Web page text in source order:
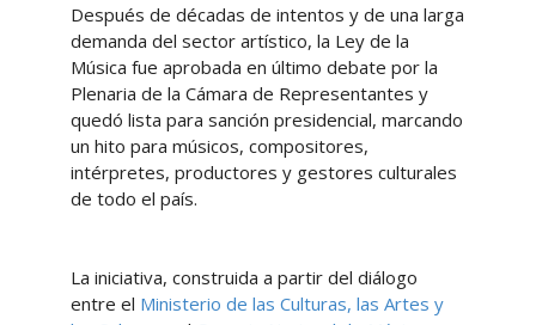
Después de décadas de intentos y de una larga
demanda del sector artístico, la Ley de la
Música fue aprobada en último debate por la
Plenaria de la Cámara de Representantes y
quedó lista para sanción presidencial, marcando
un hito para músicos, compositores,
intérpretes, productores y gestores culturales
de todo el país.
La iniciativa, construida a partir del diálogo
entre el Ministerio de las Culturas, las Artes y